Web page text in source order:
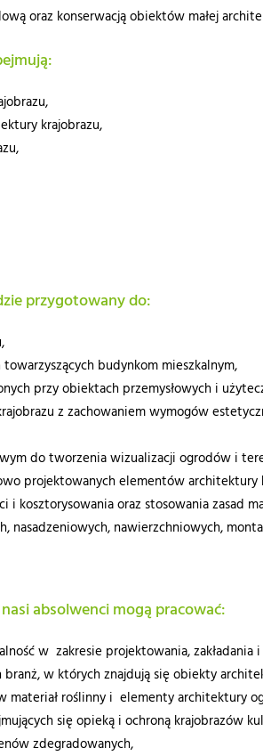
oraz konserwacją obiektów małej
krajobrazu,
przygotowany do:
budynkom mieszkalnym,
przy obiektach przemysłowych i
z zachowaniem wymogów
do tworzenia wizualizacji ogrodów i
projektowanych elementów
i kosztorysowania oraz stosowania zasad
nasadzeniowych, nawierzchniowych,
absolwenci mogą pracować:
w zakresie projektowania,
w których znajdują się obiekty
materiał roślinny i elementy architektury
się opieką i ochroną krajobrazów
zdegradowanych,